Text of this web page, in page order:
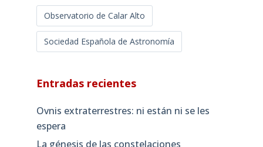
Observatorio de Calar Alto
Sociedad Española de Astronomía
Entradas recientes
Ovnis extraterrestres: ni están ni se les
espera
La génesis de las constelaciones